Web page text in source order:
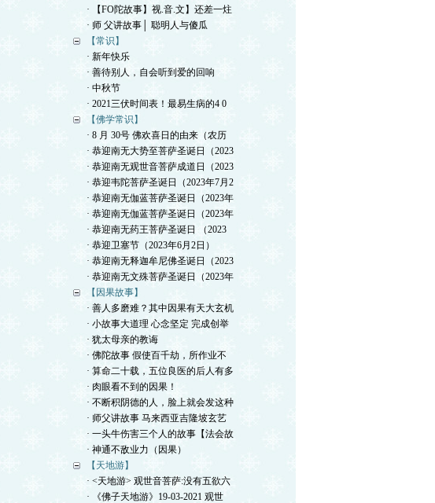
· 【FO陀故事】视.音.文】还差一炷
· 师 父讲故事│ 聪明人与傻瓜
【常识】
· 新年快乐
· 善待别人，自会听到爱的回响
· 中秋节
· 2021三伏时间表！最易生病的4 0
【佛学常识】
· 8 月 30号 佛欢喜日的由来（农历
· 恭迎南无大势至菩萨圣诞日（2023
· 恭迎南无观世音菩萨成道日（2023
· 恭迎韦陀菩萨圣诞日（2023年7月2
· 恭迎南无伽蓝菩萨圣诞日（2023年
· 恭迎南无伽蓝菩萨圣诞日（2023年
· 恭迎南无药王菩萨圣诞日 （2023
· 恭迎卫塞节（2023年6月2日）
· 恭迎南无释迦牟尼佛圣诞日（2023
· 恭迎南无文殊菩萨圣诞日（2023年
【因果故事】
· 善人多磨难？其中因果有天大玄机
· 小故事大道理 心念坚定 完成创举
· 犹太母亲的教诲
· 佛陀故事 假使百千劫，所作业不
· 算命二十载，五位良医的后人有多
· 肉眼看不到的因果！
· 不断积阴德的人，脸上就会发这种
· 师父讲故事 马来西亚吉隆坡玄艺
· 一头牛伤害三个人的故事【法会故
· 神通不敌业力（因果）
【天地游】
· <天地游> 观世音菩萨:没有五欲六
· 《佛子天地游》19-03-2021 观世